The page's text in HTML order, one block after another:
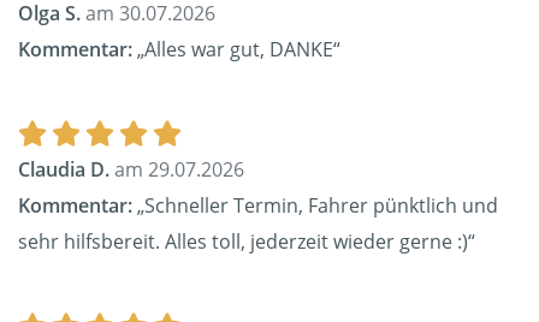
Olga S.am 30.07.2026
Kommentar:„Alles war gut, DANKE“
Claudia D.am 29.07.2026
Kommentar:„Schneller Termin, Fahrer pünktlich und
sehr hilfsbereit. Alles toll, jederzeit wieder gerne :)“